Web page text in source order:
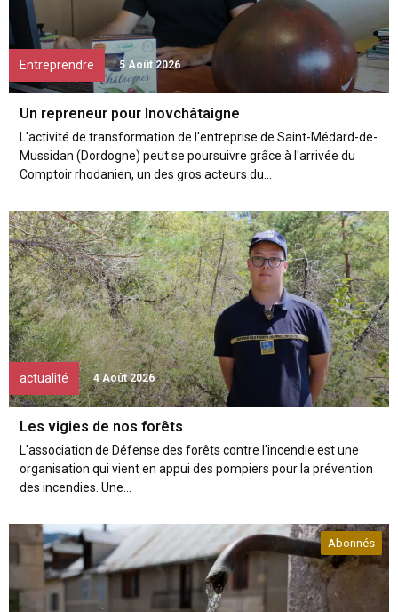
Entreprendre 5 Août 2026
Un repreneur pour Inovchâtaigne
L'activité de transformation de l'entreprise de Saint-Médard-de-
Mussidan (Dordogne) peut se poursuivre grâce à l'arrivée du
Comptoir rhodanien, un des gros acteurs du...
actualité 4 Août 2026
Les vigies de nos forêts
L'association de Défense des forêts contre l'incendie est une
organisation qui vient en appui des pompiers pour la prévention
des incendies. Une...
Abonnés